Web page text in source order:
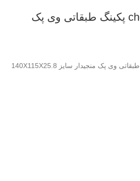
chevron piston seal پکینگ طبقاتی وی پک
chevron piston seal پکینگ طبقاتی وی پک منجیدار سایز 140X115X25.8